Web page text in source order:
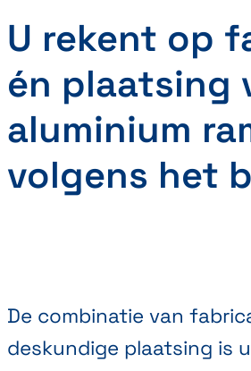
U rekent op
én plaatsing
aluminium
volgens het
De combinatie van
deskundige plaatsing is